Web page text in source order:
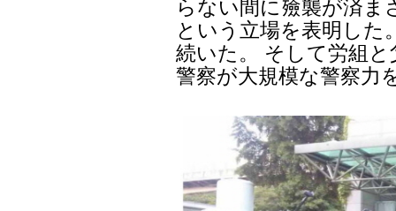
らない間に殮襲が済ま
という立場を表明した
続いた。 そして労組
警察が大規模な警察力